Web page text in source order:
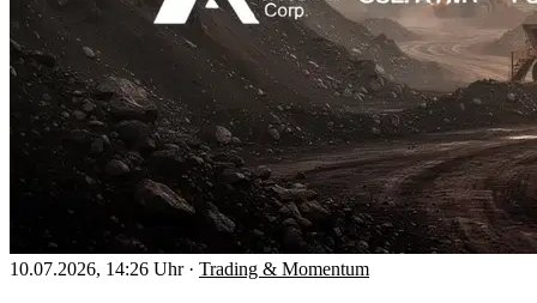
10.07.2026, 14:26 Uhr · Trading & Momentum